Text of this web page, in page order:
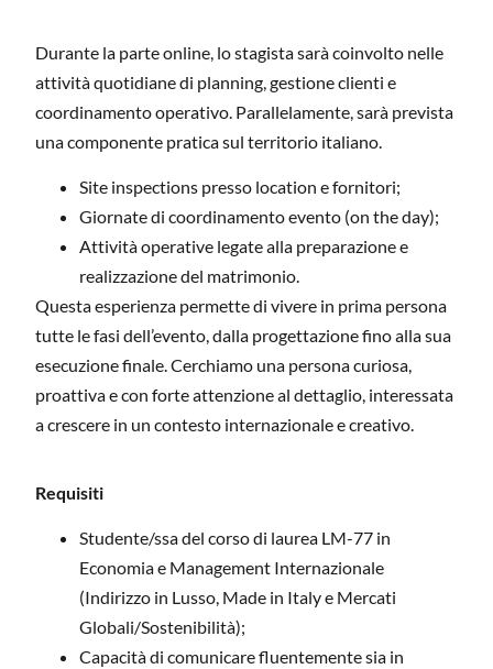
Durante la parte online, lo stagista sarà coinvolto nelle
attività quotidiane di planning, gestione clienti e
coordinamento operativo. Parallelamente, sarà prevista
una componente pratica sul territorio italiano.
Site inspections presso location e fornitori;
Giornate di coordinamento evento (on the day);
Attività operative legate alla preparazione e
realizzazione del matrimonio.
Questa esperienza permette di vivere in prima persona
tutte le fasi dell’evento, dalla progettazione fino alla sua
esecuzione finale. Cerchiamo una persona curiosa,
proattiva e con forte attenzione al dettaglio, interessata
a crescere in un contesto internazionale e creativo.
Requisiti
Studente/ssa del corso di laurea LM-77 in
Economia e Management Internazionale
(Indirizzo in Lusso, Made in Italy e Mercati
Globali/Sostenibilità);
Capacità di comunicare fluentemente sia in